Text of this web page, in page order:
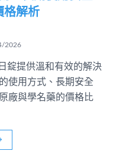
格解析
2026
錠提供溫和有效的解決
使用方式、長期安全
廠與學名藥的價格比